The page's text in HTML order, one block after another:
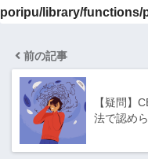
poripu/library/functions/
前の記事
【疑問】
法で認め